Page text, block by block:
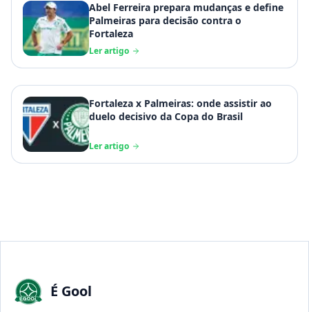
Abel Ferreira prepara mudanças e define
Palmeiras para decisão contra o
Fortaleza
Ler artigo
Fortaleza x Palmeiras: onde assistir ao
duelo decisivo da Copa do Brasil
Ler artigo
É Gool